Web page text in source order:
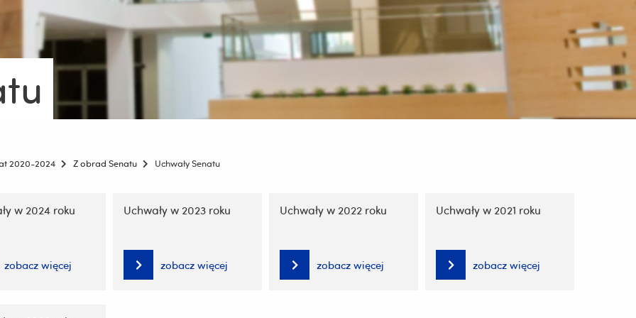
2020-2024 Z obrad Senatu Uchwały Senatu
w 2024 roku
zobacz więcej
Uchwały w 2023 roku
zobacz więcej
Uchwały w 2022 roku
zobacz więcej
Uchwały w 2021 roku
zobacz więcej